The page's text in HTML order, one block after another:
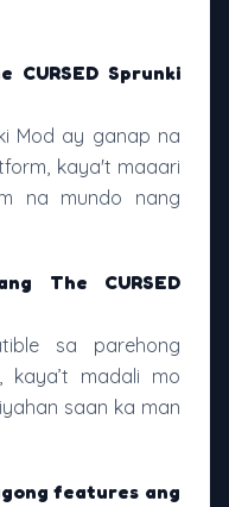
Sprunki
Mod ay ganap na
kaya't maaari
na mundo nang
The CURSED
sa parehong
kaya’t madali mo
saan ka man
features ang